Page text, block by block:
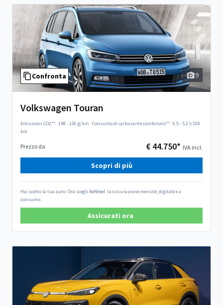
Confronta 9
Volkswagen Touran
Emissioni CO2**: 148 - 136 g/km ·Consumo di carburante combinato**: 6.5 - 5.2 l/100
km
Prezzo da € 44.750* IVA incl.
Scopri di più
Hai scelto la tua auto. Ora scegli BeRebel: l’assicurazione mensile, digitale e a
consumo.
Assicurati ora